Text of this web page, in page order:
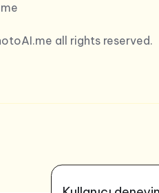
all rights reserved.